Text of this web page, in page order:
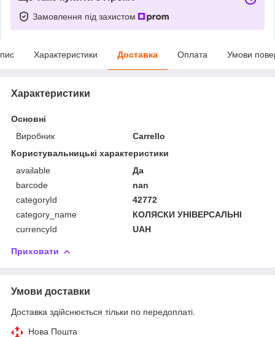
Замовлення під захистом
Характеристики Доставка Оплата Умови
Характеристики
Основні
Виробник
Carrello
Користувальницькі характеристики
available
Да
barcode
nan
categoryId
42772
category_name
КОЛЯСКИ УНІВЕРСАЛЬНІ
currencyId
UAH
Приховати
Умови доставки
Доставка здійснюється тільки по передоплаті.
Нова Пошта